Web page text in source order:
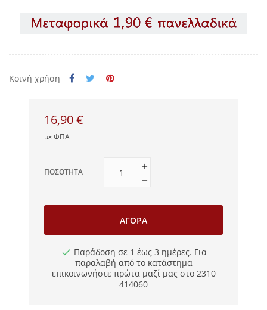
Κοινή χρήση
16,90 €
με ΦΠΑ
ΠΟΣΌΤΗΤΑ
ΑΓΟΡΆ
Παράδοση σε 1 έως 3 ημέρες. Για
παραλαβή από το κατάστημα
επικοινωνήστε πρώτα μαζί μας στο 2310
414060